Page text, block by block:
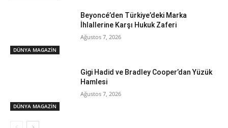
DÜNYA MAGAZİN
Beyoncé’den Türkiye’deki Marka
İhlallerine Karşı Hukuk Zaferi
Ağustos 7, 2026
DÜNYA MAGAZİN
Gigi Hadid ve Bradley Cooper’dan Yüzük
Hamlesi
Ağustos 7, 2026